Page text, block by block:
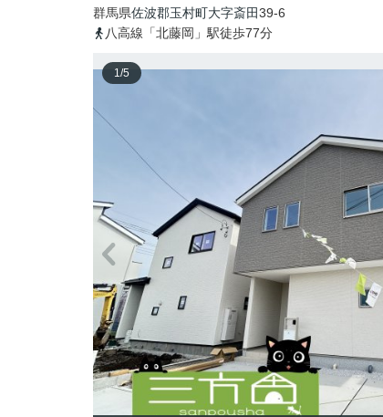
群馬県佐波郡玉村町大字斎田39-6
八高線「北藤岡」駅徒歩77分
1/5